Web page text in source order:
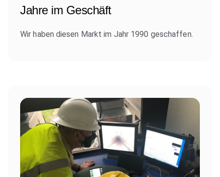
Jahre im Geschäft
Wir haben diesen Markt im Jahr 1990 geschaffen.